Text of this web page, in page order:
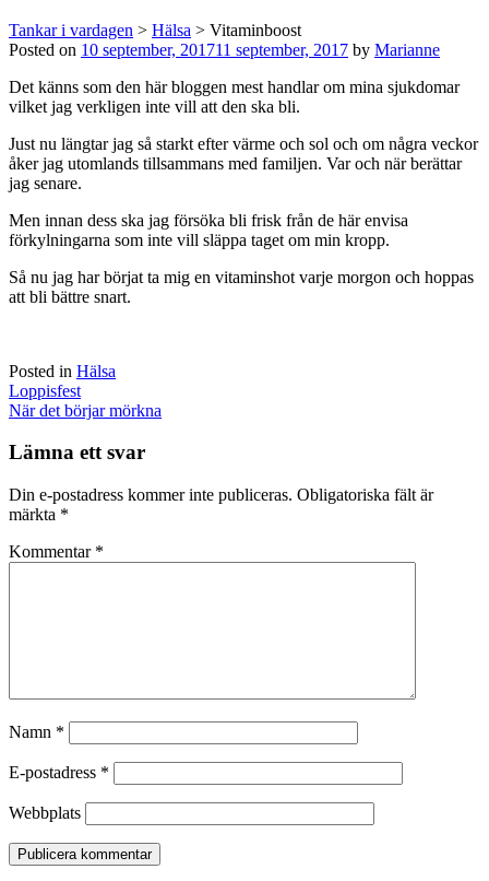
Tankar i vardagen > Hälsa > Vitaminboost
Posted on 10 september, 201711 september, 2017 by Marianne
Det känns som den här bloggen mest handlar om mina sjukdomar
vilket jag verkligen inte vill att den ska bli.
Just nu längtar jag så starkt efter värme och sol och om några veckor
åker jag utomlands tillsammans med familjen. Var och när berättar
jag senare.
Men innan dess ska jag försöka bli frisk från de här envisa
förkylningarna som inte vill släppa taget om min kropp.
Så nu jag har börjat ta mig en vitaminshot varje morgon och hoppas
att bli bättre snart.
Posted in Hälsa
Post
navigation
Loppisfest
När det börjar mörkna
Lämna ett svar
Din e-postadress kommer inte publiceras. Obligatoriska fält är
märkta *
Kommentar *
Namn *
E-postadress *
Webbplats